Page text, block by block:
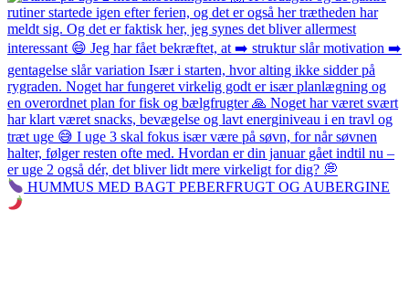
HUMMUS MED BAGT PEBERFRUGT OG AUBERGINE